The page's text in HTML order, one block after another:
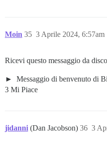
Moin 3 Aprile 2024, 6:57am
35
Ricevi questo messaggio da
Messaggio di benvenuto di
3 Mi Piace
jidanni (Dan Jacobson) 3
36